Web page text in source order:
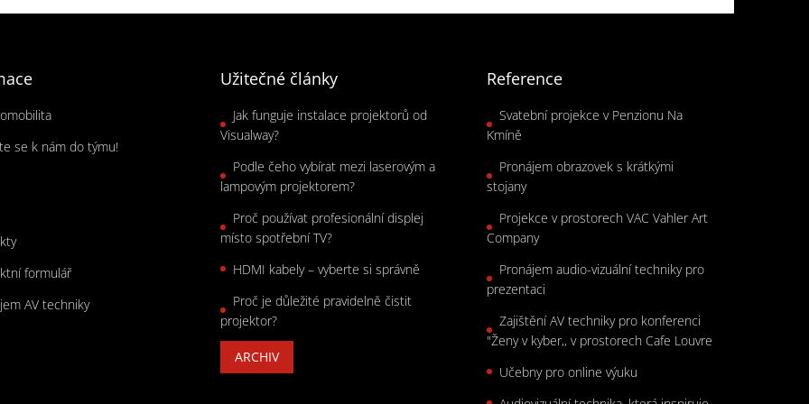
se k nám do týmu!
formulář
AV techniky
Užitečné články
Jak funguje instalace projektorů od
Visualway?
Podle čeho vybírat mezi laserovým a
lampovým projektorem?
Proč používat profesionální displej
místo spotřební TV?
HDMI kabely – vyberte si správně
Proč je důležité pravidelně čistit
projektor?
ARCHIV
Reference
Svatební projekce v Penzionu Na
Kmíně
Pronájem obrazovek s krátkými
stojany
Projekce v prostorech VAC Vahler Art
Company
Pronájem audio-vizuální techniky pro
prezentaci
Zajištění AV techniky pro konferenci
"Ženy v kyber,, v prostorech Cafe Louvre
Učebny pro online výuku